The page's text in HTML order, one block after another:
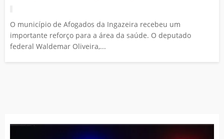
O município de Afogados da Ingazeira recebeu um
importante reforço para a área da saúde. O deputado
federal Waldemar Oliveira,...